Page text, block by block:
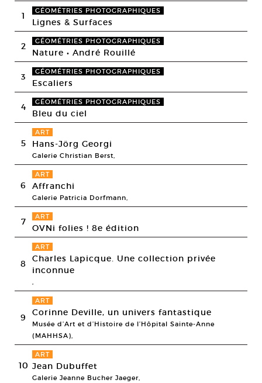
1 GÉOMÉTRIES PHOTOGRAPHIQUES
Lignes & Surfaces
2 GÉOMÉTRIES PHOTOGRAPHIQUES
Nature • André Rouillé
3 GÉOMÉTRIES PHOTOGRAPHIQUES
Escaliers
4 GÉOMÉTRIES PHOTOGRAPHIQUES
Bleu du ciel
5
ART
Hans-Jörg Georgi
Galerie Christian Berst,
6
ART
Affranchi
Galerie Patricia Dorfmann,
7 ART
OVNi folies ! 8e édition
8
ART
Charles Lapicque. Une collection privée
inconnue
,
9
ART
Corinne Deville, un univers fantastique
Musée d’Art et d’Histoire de l’Hôpital Sainte-Anne
(MAHHSA),
10
ART
Jean Dubuffet
Galerie Jeanne Bucher Jaeger,